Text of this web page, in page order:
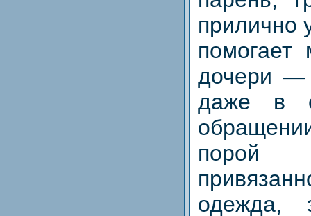
прилично
дочери —
даже в
одежда,